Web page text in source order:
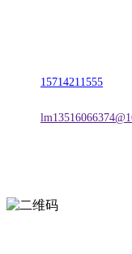
15714211555